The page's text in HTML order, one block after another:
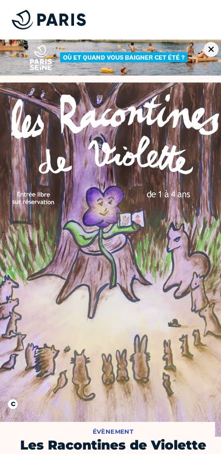
ÉVÈNEMENT
Les Racontines de Violette